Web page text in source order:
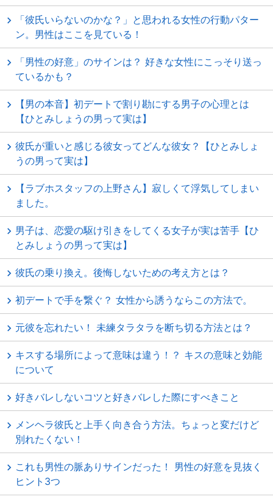
「彼氏いらないのかな？」と思われる女性の行動パター
ン。男性はここを見ている！
「男性の好意」のサインは？ 好きな女性にこっそり送っ
ているかも？
【男の本音】初デートで割り勘にする男子の心理とは
【ひとみしょうの男って実は】
彼氏が重いと感じる彼女ってどんな彼女？【ひとみしょ
うの男って実は】
【ラブホスタッフの上野さん】寂しくて浮気してしまい
ました。
男子は、恋愛の駆け引きをしてくる女子が実は苦手【ひ
とみしょうの男って実は】
彼氏の乗り換え。後悔しないための考え方とは？
初デートで手を繋ぐ？ 女性から誘うならこの方法で。
元彼を忘れたい！ 未練タラタラを断ち切る方法とは？
キスする場所によって意味は違う！？ キスの意味と効能
について
好きバレしないコツと好きバレした際にすべきこと
メンヘラ彼氏と上手く向き合う方法。ちょっと変だけど
別れたくない！
これも男性の脈ありサインだった！ 男性の好意を見抜く
ヒント3つ